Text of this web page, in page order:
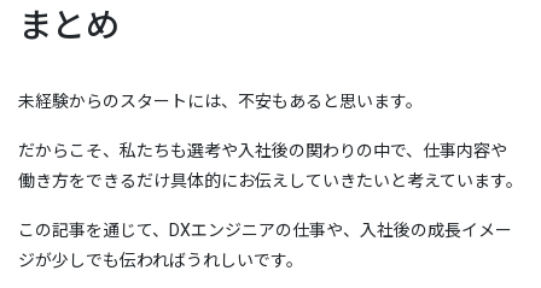
まとめ
未経験からのスタートには、不安もあると思います。
だからこそ、私たちも選考や入社後の関わりの中で、仕事内容や
働き方をできるだけ具体的にお伝えしていきたいと考えています。
この記事を通じて、DXエンジニアの仕事や、入社後の成長イメー
ジが少しでも伝わればうれしいです。